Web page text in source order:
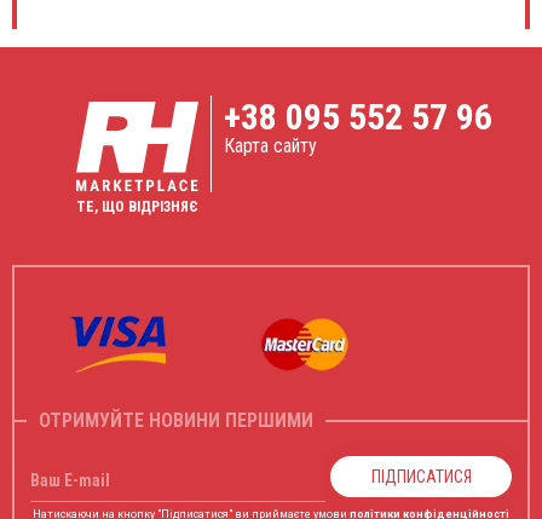
ТЕ, ЩО ВІДРІЗНЯЄ
+38 095 552 57 96
Карта сайту
ОТРИМУЙТЕ НОВИНИ ПЕРШИМИ
Ваш E-mail ПІДПИСАТИСЯ
Натискаючи на кнопку "Підписатися" ви приймаєте умови політики конфіденційності